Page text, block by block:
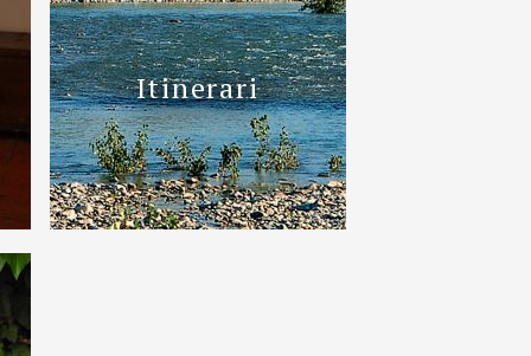
Itinerari